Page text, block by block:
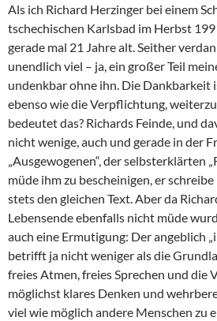
Als ich Richard Herzinger bei einem
tschechischen Karlsbad im Herbst
gerade mal 21 Jahre alt. Seither
unendlich viel – ja, ein großer Teil
undenkbar ohne ihn. Die Dankbarkeit
ebenso wie die Verpflichtung,
bedeutet das? Richards Feinde, und
nicht wenige, auch und gerade in der
„Ausgewogenen“, der selbsterklärten
müde ihm zu bescheinigen, er
stets den gleichen Text. Aber da
Lebensende ebenfalls nicht müde
auch eine Ermutigung: Der angeblich
betrifft ja nicht weniger als die
freies Atmen, freies Sprechen und die
möglichst klares Denken und
viel wie möglich andere Menschen zu